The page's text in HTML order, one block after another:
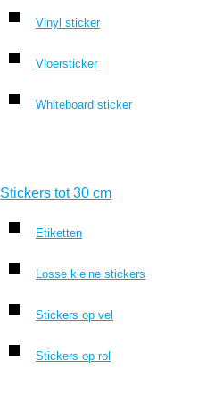
Vinyl sticker
Vloersticker
Whiteboard sticker
Stickers tot 30 cm
Etiketten
Losse kleine stickers
Stickers op vel
Stickers op rol